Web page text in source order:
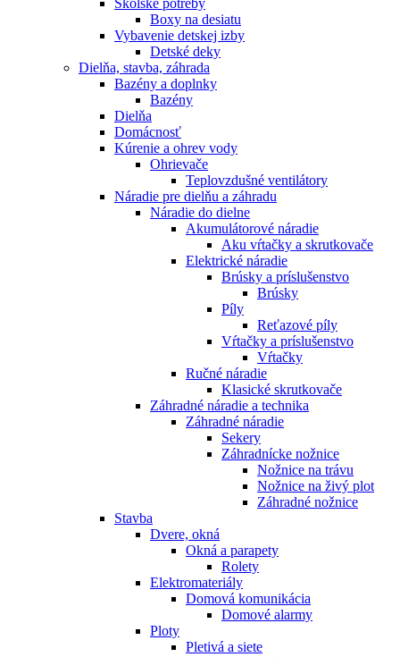
Školské potreby
Boxy na desiatu
Vybavenie detskej izby
Detské deky
Dielňa, stavba, záhrada
Bazény a doplnky
Bazény
Dielňa
Domácnosť
Kúrenie a ohrev vody
Ohrievače
Teplovzdušné ventilátory
Náradie pre dielňu a záhradu
Náradie do dielne
Akumulátorové náradie
Aku vŕtačky a skrutkovače
Elektrické náradie
Brúsky a príslušenstvo
Brúsky
Píly
Reťazové píly
Vŕtačky a príslušenstvo
Vŕtačky
Ručné náradie
Klasické skrutkovače
Záhradné náradie a technika
Záhradné náradie
Sekery
Záhradnícke nožnice
Nožnice na trávu
Nožnice na živý plot
Záhradné nožnice
Stavba
Dvere, okná
Okná a parapety
Rolety
Elektromateriály
Domová komunikácia
Domové alarmy
Ploty
Pletivá a siete